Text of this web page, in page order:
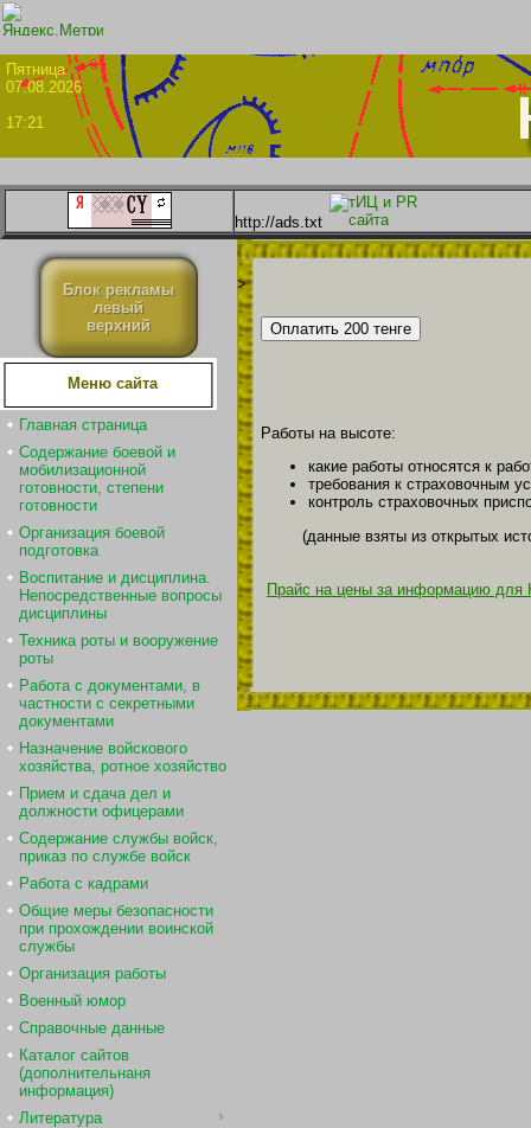
07.08.2026
17:21
http://ads.txt
Блок рекламы
левый
верхний
Меню сайта
Главная страница
Содержание боевой и
мобилизационной
готовности, степени
готовности
Организация боевой
подготовка
Воспитание и дисциплина.
Непосредственные вопросы
дисциплины
Техника роты и вооружение
роты
Работа с документами, в
частности с секретными
документами
Назначение войскового
хозяйства, ротное хозяйство
Прием и сдача дел и
должности офицерами
Содержание службы войск,
приказ по службе войск
Работа с кадрами
Общие меры безопасности
при прохождении воинской
службы
Организация работы
Военный юмор
Справочные данные
Каталог сайтов
(дополнительнаня
информация)
Литература
>
Работы на высоте:
какие работы относятся к
требования к страховочным
контроль страховочных
(данные взяты из открытых
Прайс на цены за информацию для